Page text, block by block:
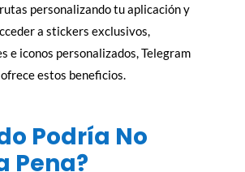
personalizando tu aplicación y
a stickers exclusivos,
e iconos personalizados, Telegram
estos beneficios.
Podría No
Pena?